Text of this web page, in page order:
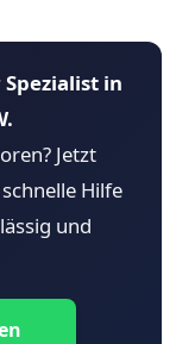
in
Jetzt
Hilfe
und